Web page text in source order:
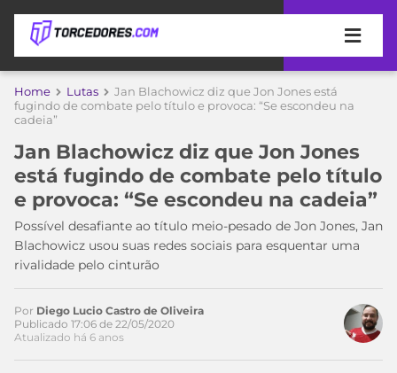
APOSTAS
DE
APOSTA
MELHORES
SITES
DE
APOSTAS
2026
CÓDIGO
PROMOCIONAL
ÚLTIMAS
COPA
DO
MUNDO
TIMES
MEU
TIME
CAMPEONATOS
BRASILEIRÃO
MÍDIA
Home Lutas
Jan Blachowicz diz que Jon Jones está
fugindo de combate pelo título e provoca: “Se escondeu na
cadeia”
Jan Blachowicz diz que Jon Jones
está fugindo de combate pelo título
e provoca: “Se escondeu na cadeia”
Possível desafiante ao título meio-pesado de Jon Jones, Jan
Blachowicz usou suas redes sociais para esquentar uma
rivalidade pelo cinturão
Acesse o perfil do autor
no Twitter
Por Diego Lucio Castro de Oliveira
Publicado 17:06 de 22/05/2020
Atualizado há 6 anos